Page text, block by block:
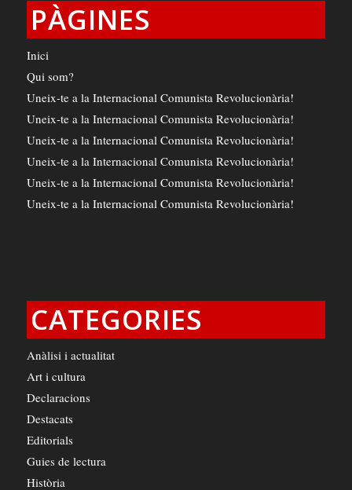
PÀGINES
Inici
Qui som?
Uneix-te a la Internacional Comunista Revolucionària!
Uneix-te a la Internacional Comunista Revolucionària!
Uneix-te a la Internacional Comunista Revolucionària!
Uneix-te a la Internacional Comunista Revolucionària!
Uneix-te a la Internacional Comunista Revolucionària!
Uneix-te a la Internacional Comunista Revolucionària!
CATEGORIES
Anàlisi i actualitat
Art i cultura
Declaracions
Destacats
Editorials
Guies de lectura
Història